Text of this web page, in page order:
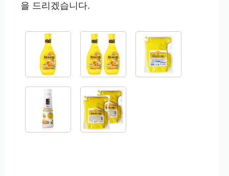
을 드리겠습니다.